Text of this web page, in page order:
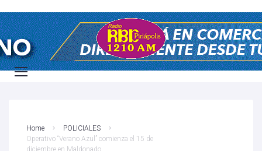
Home
POLICIALES
Operativo “Verano Azul” comienza el 15 de
diciembre en Maldonado